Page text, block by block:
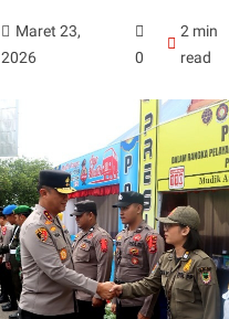
Maret 23,
2026
0
2 min
read